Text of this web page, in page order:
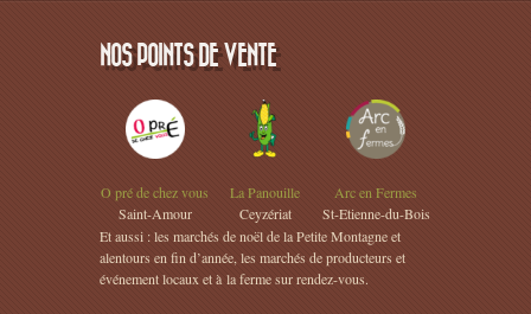
NOS POINTS DE VENTE
O pré de chez vous
Saint-Amour
La Panouille
Ceyzériat
Arc en Fermes
St-Etienne-du-Bois
Et aussi : les marchés de noël de la Petite Montagne et
alentours en fin d’année, les marchés de producteurs et
événement locaux et à la ferme sur rendez-vous.